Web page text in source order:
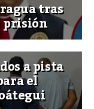
tras
prisión
a pista
el